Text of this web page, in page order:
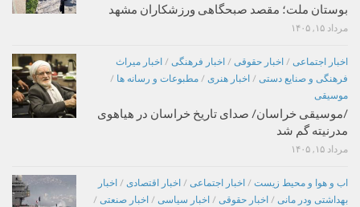
بوستان ملت؛ مقصد صبحگاهی ورزشکاران مشهد
مرداد ۱۵, ۱۴۰۵
اخبار اجتماعی / اخبار حقوقی / اخبار فرهنگی / اخبار میراث
فرهنگی و صنایع دستی / اخبار هنری / مطبوعات و رسانه ها /
موسیقی
/موسیقی خراسان/ صدای تاریخ خراسان در هیاهوی
مدرنیته گم شد
مرداد ۱۵, ۱۴۰۵
اب و هوا و محیط زیست / اخبار اجتماعی / اخبار اقتصادی / اخبار
بهداشتی ودر مانی / اخبار حقوقی / اخبار سیاسی / اخبار صنعتی /